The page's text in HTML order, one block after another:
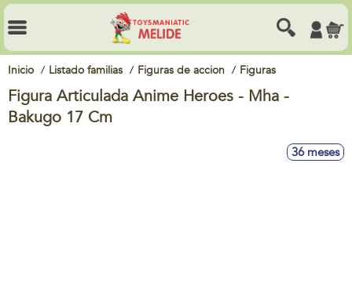
Inicio Listado familias Figuras de accion Figuras
Figura Articulada Anime Heroes - Mha -
Bakugo 17 Cm
36 meses